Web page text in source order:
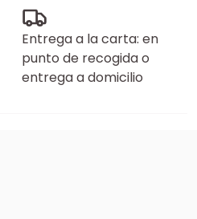
Entrega a la carta: en
punto de recogida o
entrega a domicilio